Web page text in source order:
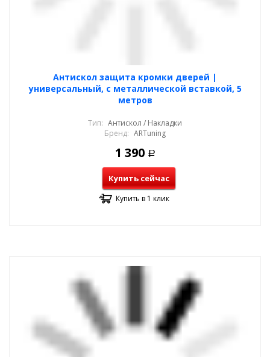
Антискол защита кромки дверей |
универсальный, с металлической вставкой, 5
метров
Тип: Антискол / Накладки
Бренд: ARTuning
1 390 Р
Купить сейчас
Купить в 1 клик